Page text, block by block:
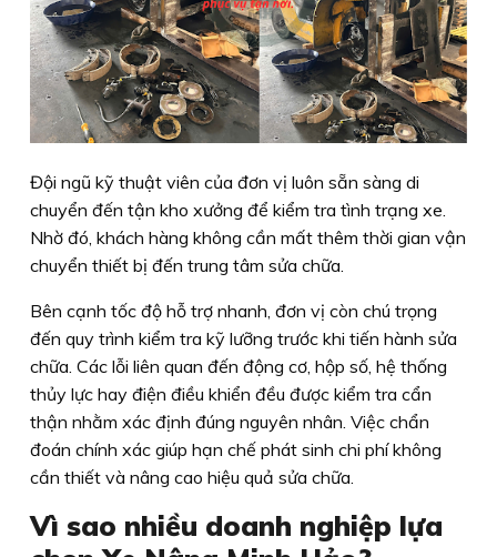
Đội ngũ kỹ thuật viên của đơn vị luôn sẵn sàng di
chuyển đến tận kho xưởng để kiểm tra tình trạng xe.
Nhờ đó, khách hàng không cần mất thêm thời gian vận
chuyển thiết bị đến trung tâm sửa chữa.
Bên cạnh tốc độ hỗ trợ nhanh, đơn vị còn chú trọng
đến quy trình kiểm tra kỹ lưỡng trước khi tiến hành sửa
chữa. Các lỗi liên quan đến động cơ, hộp số, hệ thống
thủy lực hay điện điều khiển đều được kiểm tra cẩn
thận nhằm xác định đúng nguyên nhân. Việc chẩn
đoán chính xác giúp hạn chế phát sinh chi phí không
cần thiết và nâng cao hiệu quả sửa chữa.
Vì sao nhiều doanh nghiệp lựa